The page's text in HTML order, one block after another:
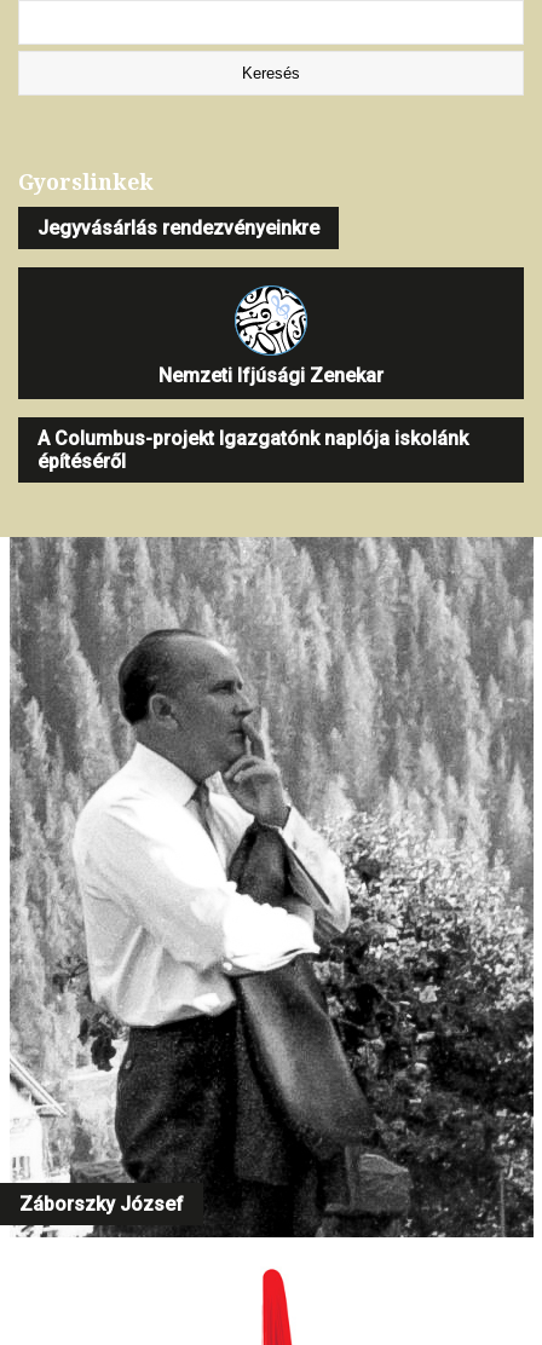
Gyorslinkek
Jegyvásárlás rendezvényeinkre
Nemzeti Ifjúsági Zenekar
A Columbus-projekt Igazgatónk naplója iskolánk
építéséről
Záborszky József